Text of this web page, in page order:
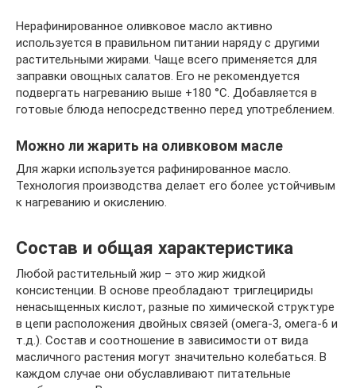
Нерафинированное оливковое масло активно
используется в правильном питании наряду с другими
растительными жирами. Чаще всего применяется для
заправки овощных салатов. Его не рекомендуется
подвергать нагреванию выше +180 °С. Добавляется в
готовые блюда непосредственно перед употреблением.
Можно ли жарить на оливковом масле
Для жарки используется рафинированное масло.
Технология производства делает его более устойчивым
к нагреванию и окислению.
Состав и общая характеристика
Любой растительный жир – это жир жидкой
консистенции. В основе преобладают триглецириды
ненасыщенных кислот, разные по химической структуре
в цепи расположения двойных связей (омега-3, омега-6 и
т.д.). Состав и соотношение в зависимости от вида
масличного растения могут значительно колебаться. В
каждом случае они обуславливают питательные